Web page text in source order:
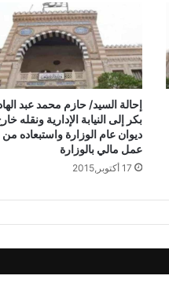
إحالة السيد/ حازم محمد عبد
بكر إلى النيابة الإدارية ونقله
ديوان عام الوزارة واستبعاده
عمل مالي بالوزارة
17 أكتوبر,2015